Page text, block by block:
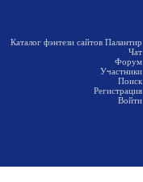
Каталог фэнтези сайтов Палантир
Чат
Форум
Участники
Поиск
Регистрация
Войти